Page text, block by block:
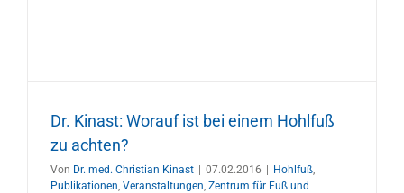
Dr. Kinast: Worauf ist bei einem Hohlfuß
zu achten?
Von Dr. med. Christian Kinast | 07.02.2016 | Hohlfuß,
Publikationen, Veranstaltungen, Zentrum für Fuß und